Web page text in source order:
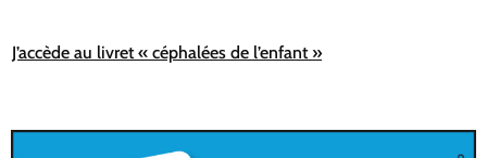
J’accède au livret « céphalées de l’enfant »